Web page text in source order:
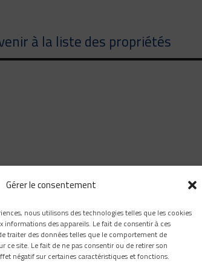
Gérer le consentement
nous utilisons des technologies telles que les cookies
informations des appareils. Le fait de consentir à ces
traiter des données telles que le comportement de
ce site. Le fait de ne pas consentir ou de retirer son
négatif sur certaines caractéristiques et fonctions.
à la liste des propriétés
Giroux, Québec, G1C 0K9